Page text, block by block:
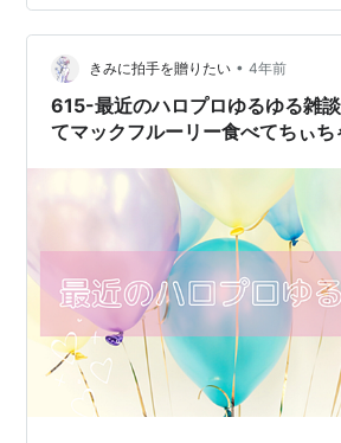
いけれど不安なあなたに、ぜひこのブ
だきたいです。 ハロショ来店デビュ
どんなところ？ ハロショと言えば！グ
ロショ来店デビューまで ハロー！プロ
ャルショップ（通称ハロ…
きみに拍手を贈りたい • 4年前
615-最近のハロプロゆるゆる雑
てマックフルーリー食べてちぃち